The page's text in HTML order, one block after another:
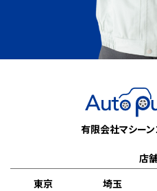
有限会社マシー
店
東京
埼玉